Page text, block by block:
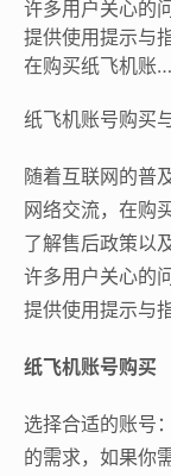
许多用户关心的
提供使用提示与
在购买纸飞机账
纸飞机账号购买
随着互联网的普
网络交流，在购
了解售后政策以
许多用户关心的
提供使用提示与指
纸飞机账号购买
选择合适的账号
的需求，如果你